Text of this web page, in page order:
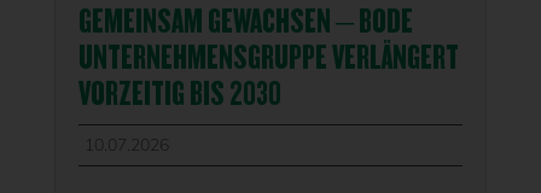
GEMEINSAM GEWACHSEN – BODE
UNTERNEHMENSGRUPPE VERLÄNGERT
VORZEITIG BIS 2030
10.07.2026